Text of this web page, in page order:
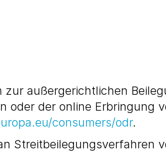
zur außergerichtlichen
oder der online
consumers/odr.
Streitbeilegungsverfahren